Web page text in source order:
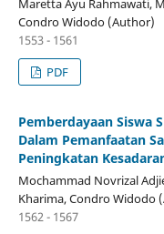
Condro Widodo (Author)
1553 - 1561
PDF
Pemberdayaan Siswa
Dalam Pemanfaatan
Peningkatan
Mochammad Novrizal
Kharima, Condro Widodo
1562 - 1567